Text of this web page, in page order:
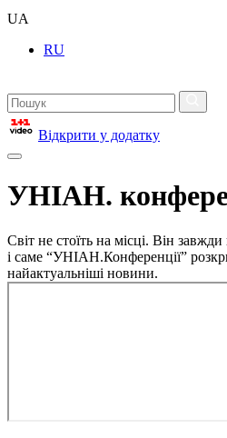
UA
RU
Відкрити у додатку
УНІАН.
Світ не стоїть на місці. Він завжди
і саме “УНІАН.Конференції”
найактуальніші новини.